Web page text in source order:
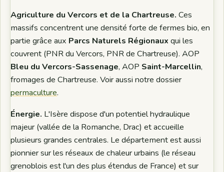
Agriculture du Vercors et de la Chartreuse. Ces
massifs concentrent une densité forte de fermes bio, en
partie grâce aux Parcs Naturels Régionaux qui les
couvrent (PNR du Vercors, PNR de Chartreuse). AOP
Bleu du Vercors-Sassenage, AOP Saint-Marcellin,
fromages de Chartreuse. Voir aussi notre dossier
permaculture.
Énergie. L'Isère dispose d'un potentiel hydraulique
majeur (vallée de la Romanche, Drac) et accueille
plusieurs grandes centrales. Le département est aussi
pionnier sur les réseaux de chaleur urbains (le réseau
grenoblois est l'un des plus étendus de France) et sur